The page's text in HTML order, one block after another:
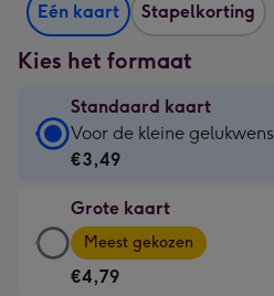
Eén kaart Stapelkorting
Kies het formaat
Standaard kaart
Standaard
kaart
€3,49
-
Voor
Voor de kleine gelukwens
€3,49
Grote kaart
Grote
kaart
-
Meest gekozen
€4,79